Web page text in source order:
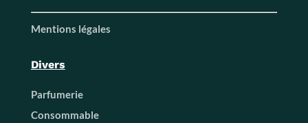
Mentions légales
Divers
Parfumerie
Consommable